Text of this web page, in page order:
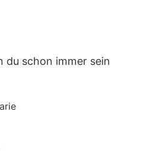
du schon immer sein